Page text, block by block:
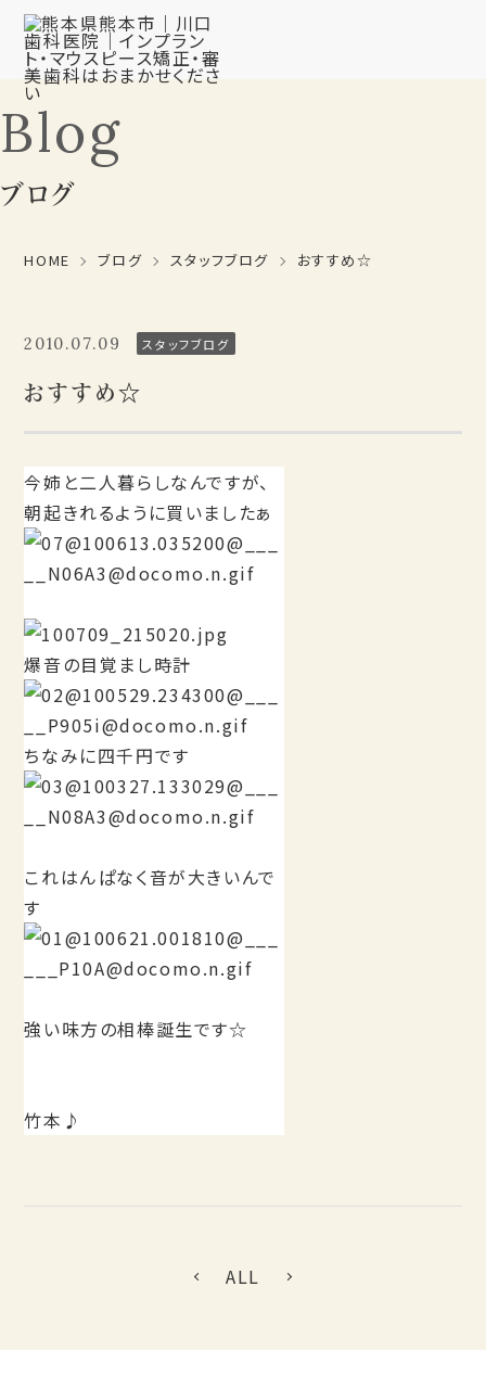
Blog
ブログ
HOME ブログ スタッフブログ おすすめ☆
2010.07.09 スタッフブログ
おすすめ☆
今姉と二人暮らしなんですが、
朝起きれるように買いましたぁ
爆音の目覚まし時計
ちなみに四千円です
これはんぱなく音が大きいんで
す
強い味方の相棒誕生です☆
竹本♪
ALL